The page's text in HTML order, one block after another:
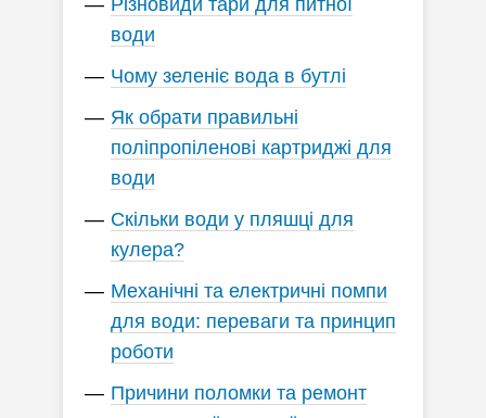
Різновиди тари для питної
води
Чому зеленіє вода в бутлі
Як обрати правильні
поліпропіленові картриджі для
води
Скільки води у пляшці для
кулера?
Механічні та електричні помпи
для води: переваги та принцип
роботи
Причини поломки та ремонт